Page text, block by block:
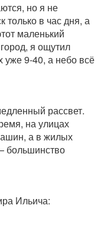
но я не
в час дня, а
маленький
я ощутил
9-40, а небо всё
рассвет.
на улицах
а в жилых
большинство
Ильича: